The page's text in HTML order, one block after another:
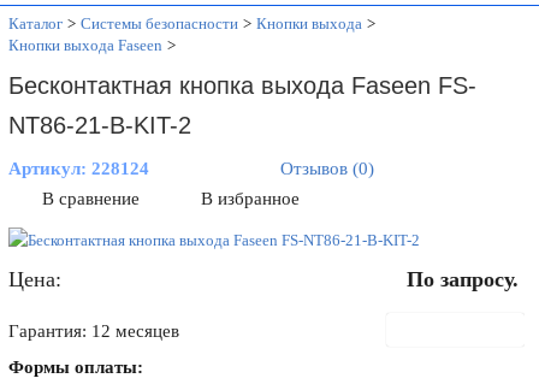
Каталог > Системы безопасности > Кнопки выхода >
Кнопки выхода Faseen >
Бесконтактная кнопка выхода Faseen FS-
NT86-21-B-KIT-2
Артикул:228124
Отзывов (0)
В сравнение
В избранное
Цена: По запросу.
Гарантия: 12 месяцев
Формы оплаты: